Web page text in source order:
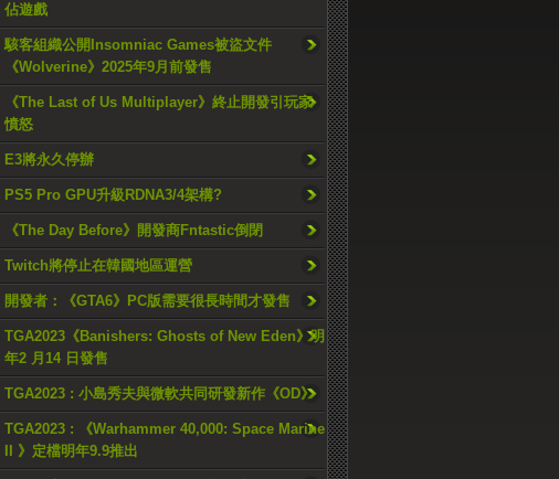
佔遊戲
駭客組織公開Insomniac Games被盜文件
《Wolverine》2025年9月前發售
《The Last of Us Multiplayer》終止開發引玩家
憤怒
E3將永久停辦
PS5 Pro GPU升級RDNA3/4架構?
《The Day Before》開發商Fntastic倒閉
Twitch將停止在韓國地區運營
開發者：《GTA6》PC版需要很長時間才發售
TGA2023《Banishers: Ghosts of New Eden》明
年2 月14 日發售
TGA2023 : 小島秀夫與微軟共同研發新作《OD》
TGA2023 : 《Warhammer 40,000: Space Marine
II 》定檔明年9.9推出